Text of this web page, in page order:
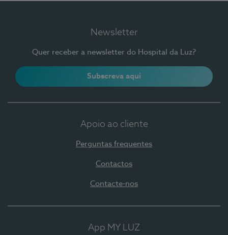
Newsletter
Quer receber a newsletter do Hospital da Luz?
Subscreva aqui
Apoio ao cliente
Perguntas frequentes
Contactos
Contacte-nos
App MY LUZ